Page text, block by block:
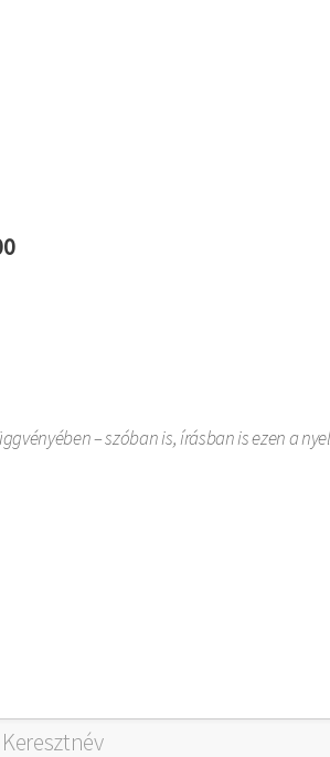
– szóban is, írásban is ezen a